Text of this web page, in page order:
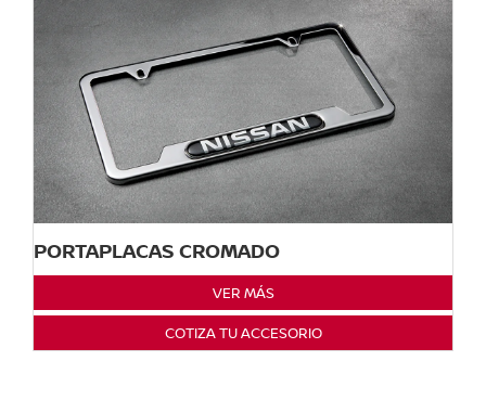
PORTAPLACAS CROMADO
VER MÁS
COTIZA TU ACCESORIO